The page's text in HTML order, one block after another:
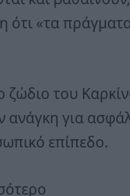
ότι «τα
του
ανάγκη για
επίπεδο.